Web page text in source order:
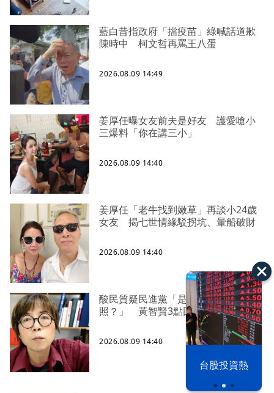
台股投資熱
藍白昔指政府「擋疫苗」綠喊話道歉
陳時中 柯文哲再罵王八蛋
2026.08.09 14:49
姜厚任曝女友前夫是好友 護愛嗆小
三爆料「你在講三小」
2026.08.09 14:40
姜厚任「老牛找到嫩草」再談小24歲
女友 揭七世情緣駁拐坑、暈船破財
2026.08.09 14:40
酸民質疑民進黨「是不是有她裸
照？」 黃智賢3點回嗆獲網友讚爆
2026.08.09 14:40